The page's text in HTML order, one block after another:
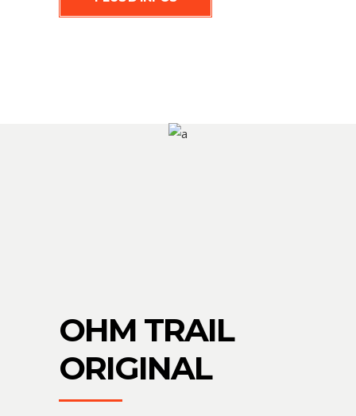
OHM TRAIL
ORIGINAL